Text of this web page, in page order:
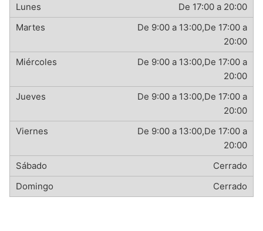
De 17:00 a 20:00
De 9:00 a 13:00,De 17:00 a
20:00
De 9:00 a 13:00,De 17:00 a
20:00
De 9:00 a 13:00,De 17:00 a
20:00
De 9:00 a 13:00,De 17:00 a
20:00
Cerrado
Cerrado